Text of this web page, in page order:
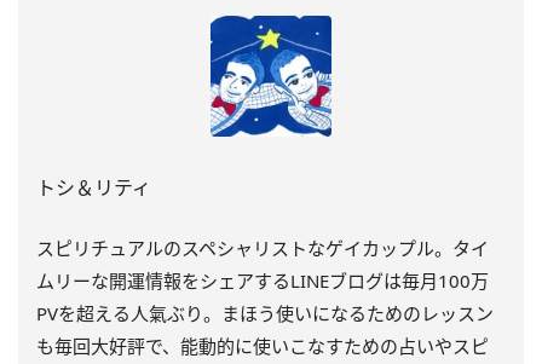
トシ＆リティ
スピリチュアルのスペシャリストなゲイカップル。タイ
ムリーな開運情報をシェアするLINEブログは毎月100万
PVを超える人氣ぶり。まほう使いになるためのレッスン
も毎回大好評で、能動的に使いこなすための占いやスピ